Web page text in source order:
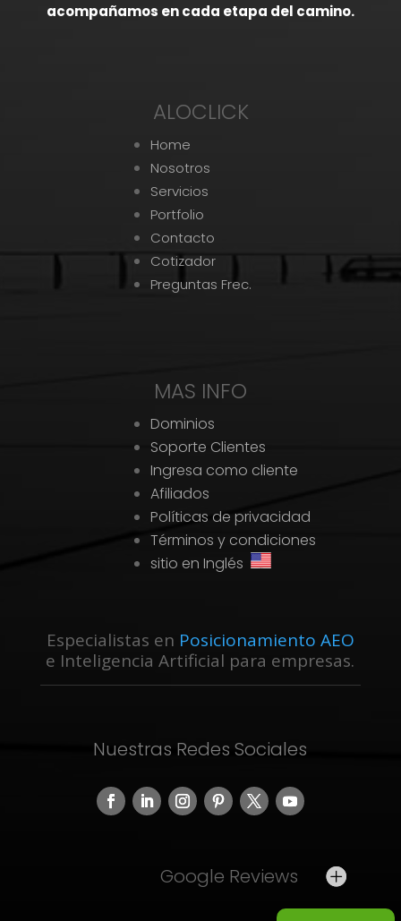
acompañamos en cada etapa del camino.
ALOCLICK
Home
Nosotros
Servicios
Portfolio
Contacto
Cotizador
Preguntas Frec.
MAS INFO
Dominios
Soporte Clientes
Ingresa como cliente
Afiliados
Políticas de privacidad
Términos y condiciones
sitio en Inglés
Especialistas en Posicionamiento AEO
e Inteligencia Artificial para empresas.
Nuestras Redes Sociales
Google Reviews